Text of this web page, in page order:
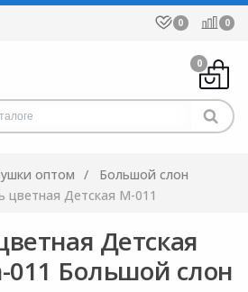
0 0
0
оптом
Большой слон
цветная Детская М-011
Детская
011 Большой слон